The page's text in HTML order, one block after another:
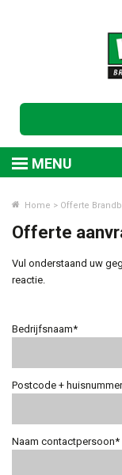
MENU
Home > Offerte
Offerte
Vul onderstaand uw
reactie.
Bedrijfsnaam*
Postcode +
Naam contactpersoon*